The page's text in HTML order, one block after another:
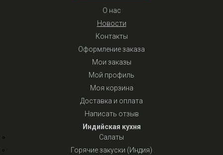
О нас
Новости
Контакты
Оформление заказа
Мои заказы
Мой профиль
Моя корзина
Доставка и оплата
Написать отзыв
Индийская кухня
Салаты
Горячие закуски (Индия)